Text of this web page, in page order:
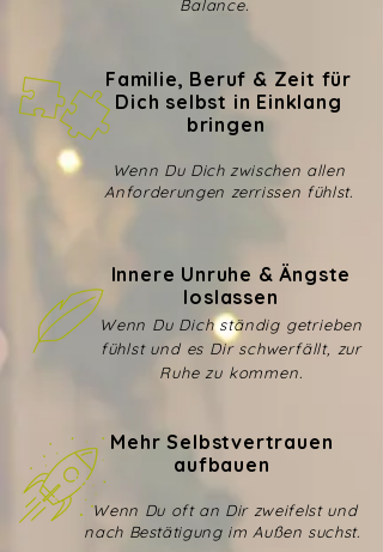
Balance.
Familie, Beruf & Zeit für
Dich selbst in Einklang
bringen
Wenn Du Dich zwischen allen
Anforderungen zerrissen fühlst.
Innere Unruhe & Ängste
loslassen
Wenn Du Dich ständig getrieben
fühlst und es Dir schwerfällt, zur
Ruhe zu kommen.
Mehr Selbstvertrauen
aufbauen
Wenn Du oft an Dir zweifelst und
nach Bestätigung im Außen suchst.